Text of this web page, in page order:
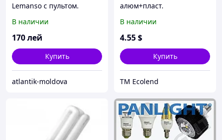
Lemanso с пультом.
В наличии
170лей
Купить
atlantik-moldova
алюм+пласт.
В наличии
4.55$
Купить
TM Ecolend